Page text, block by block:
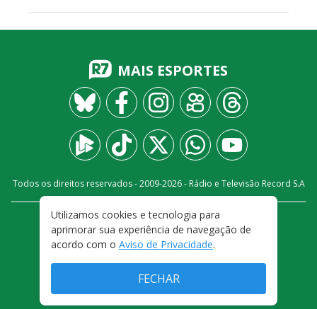
MAIS ESPORTES
Todos os direitos reservados - 2009-2026- Rádio e Televisão Record S.A
FALE CONOSCO
PRIVACIDADE
TERMOS E CONDIÇÕES DE USO
Utilizamos cookies e tecnologia para
aprimorar sua experiência de navegação de
acordo com o Aviso de Privacidade.
FECHAR